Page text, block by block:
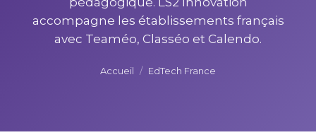
accompagne les établissements français
avec Teaméo, Classéo et Calendo.
Accueil / EdTech France